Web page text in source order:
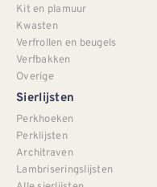
Kit en plamuur
Kwasten
Verfrollen en beugels
Verfbakken
Overige
Sierlijsten
Perkhoeken
Perklijsten
Architraven
Lambriseringslijsten